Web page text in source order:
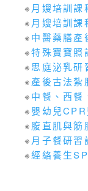
※ 月嫂培訓課
※ 月嫂培訓課
※中醫藥膳產
※特殊寶寶照
※思庭泌乳研
※產後古法紮
※中餐、西餐
※嬰幼兒
※腹直肌與筋
※ 月子餐研習
※經絡養生